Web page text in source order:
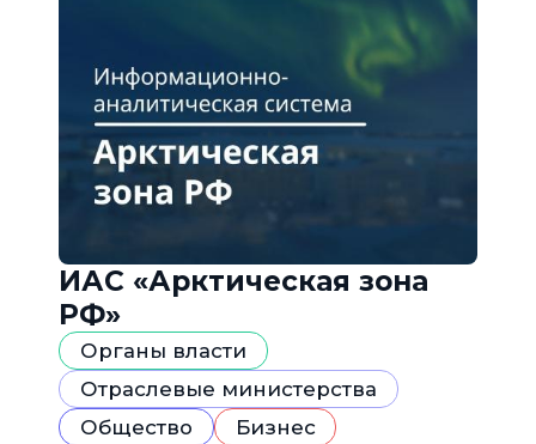
ИАС «Арктическая зона
РФ»
Органы власти
Отраслевые министерства
Общество
Бизнес